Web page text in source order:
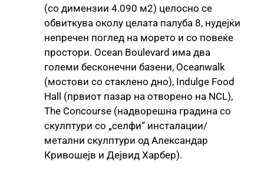
(со димензии 4.090 м2) целосно се
обвиткува околу целата палуба 8, нудејќи
непречен поглед на морето и со повеќе
простори. Ocean Boulevard има два
големи бесконечни базени, Oceanwalk
(мостови со стаклено дно), Indulge Food
Hall (првиот пазар на отворено на NCL),
The Concourse (надворешна градина со
скулптури со „селфи“ инсталации/
метални скулптури од Александар
Кривошејв и Дејвид Харбер).